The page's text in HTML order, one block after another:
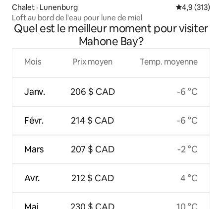
Chalet · Lunenburg Note
4,9 (313)
Loft au bord de l'eau pour lune de miel
Quel est le meilleur moment pour visiter
Mahone Bay?
Mois
Janv.
Févr.
Mars
Avr.
Prix moyen
206 $ CAD
214 $ CAD
207 $ CAD
212 $ CAD
Temp. moyenne
-6 °C
-6 °C
-2 °C
4 °C